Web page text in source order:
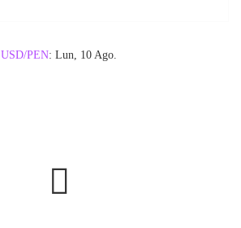
USD/PEN: Lun, 10 Ago.